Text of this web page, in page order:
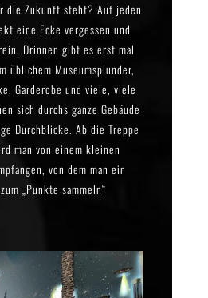
die Zukunft steht? Auf jeden
eine Ecke vergessen und
Drinnen gibt es erst mal
üblichem Museumsplunder,
Garderobe und viele, viele
sich durchs ganze Gebäude
Durchblicke. Ab die Treppe
man von einem kleinen
von dem man ein
„Punkte sammeln“